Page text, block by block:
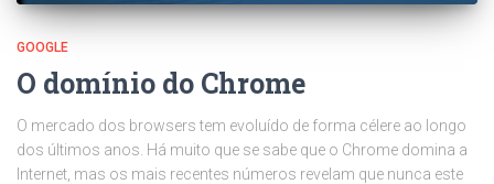
GOOGLE
O domínio do Chrome
O mercado dos browsers tem evoluído de forma célere ao longo
dos últimos anos. Há muito que se sabe que o Chrome domina a
Internet, mas os mais recentes números revelam que nunca este